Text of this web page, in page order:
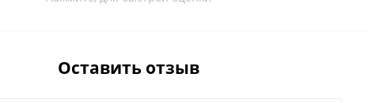
Оставить отзыв